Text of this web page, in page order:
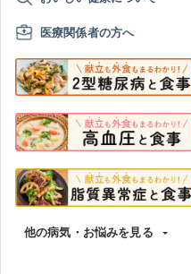
医療関係者の方へ
他の病気・お悩みを見る